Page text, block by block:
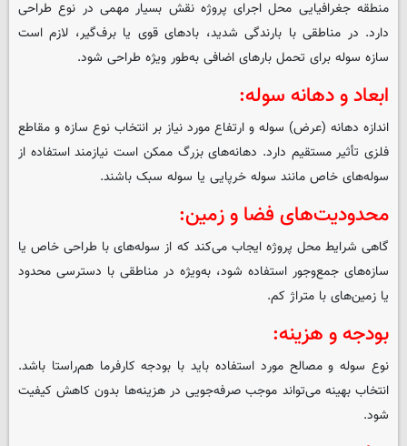
منطقه جغرافیایی محل اجرای پروژه نقش بسیار مهمی در نوع طراحی
دارد. در مناطقی با بارندگی شدید، بادهای قوی یا برف‌گیر، لازم است
سازه سوله برای تحمل بارهای اضافی به‌طور ویژه طراحی شود.
ابعاد و دهانه سوله:
اندازه دهانه (عرض) سوله و ارتفاع مورد نیاز بر انتخاب نوع سازه و مقاطع
فلزی تأثیر مستقیم دارد. دهانه‌های بزرگ ممکن است نیازمند استفاده از
سوله‌های خاص مانند سوله خرپایی یا سوله سبک باشند.
محدودیت‌های فضا و زمین:
گاهی شرایط محل پروژه ایجاب می‌کند که از سوله‌های با طراحی خاص یا
سازه‌های جمع‌وجور استفاده شود، به‌ویژه در مناطقی با دسترسی محدود
یا زمین‌های با متراژ کم.
بودجه و هزینه:
نوع سوله و مصالح مورد استفاده باید با بودجه کارفرما هم‌راستا باشد.
انتخاب بهینه می‌تواند موجب صرفه‌جویی در هزینه‌ها بدون کاهش کیفیت
شود.